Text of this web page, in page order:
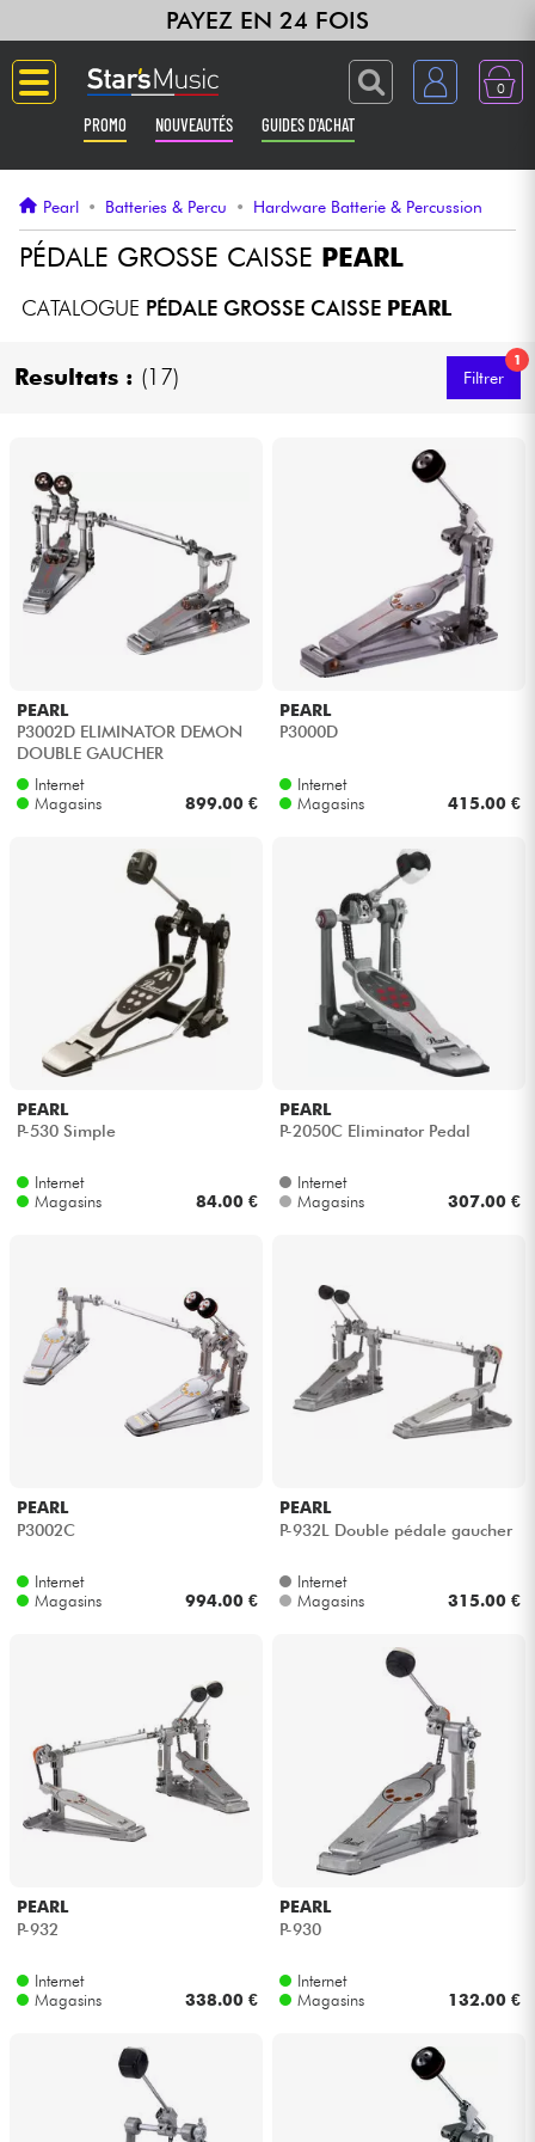
PAYEZ EN 24 FOIS
0
PROMO NOUVEAUTÉS GUIDES D'ACHAT
Guitares & Basses
Amplis & Effets
Claviers & Pianos
Casques
Micros & HF
Sono
Eclairage
Batteries & Percu
Violons & Quatuor
Eveil Musical
Câbles & Access.
Voir nos marques
Pearl • Batteries & Percu • Hardware Batterie & Percussion
PÉDALE GROSSE CAISSE PEARL
CATALOGUE PÉDALE GROSSE CAISSE PEARL
Resultats : (17)
1
Filtrer
PEARL
P3002D ELIMINATOR DEMON
DOUBLE GAUCHER
Internet
Magasins
899.00 €
PEARL
P3000D
Internet
Magasins
415.00 €
PEARL
P-530 Simple
Internet
Magasins
84.00 €
PEARL
P-2050C Eliminator Pedal
Internet
Magasins
307.00 €
PEARL
P3002C
Internet
Magasins
994.00 €
PEARL
P-932L Double pédale gaucher
Internet
Magasins
315.00 €
PEARL
P-932
Internet
Magasins
338.00 €
PEARL
P-930
Internet
Magasins
132.00 €